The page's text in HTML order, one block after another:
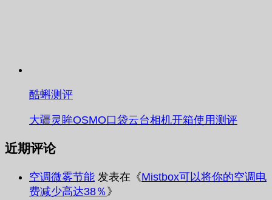
酷蝌测评
大疆灵眸OSMO口袋云台相机开箱使用测评
近期评论
空调微雾节能 发表在《Mistbox可以将你的空调电
费减少高达38％ 》